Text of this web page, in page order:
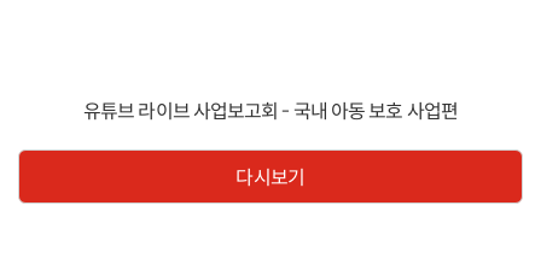
유튜브 라이브 사업보고회 - 국내 아동 보호 사업편
다시보기